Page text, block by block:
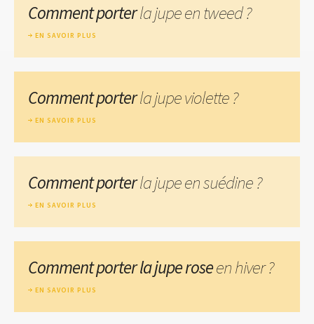
Comment porterla jupe en tweed ?
EN SAVOIR PLUS
Comment porterla jupe violette ?
EN SAVOIR PLUS
Comment porterla jupe en suédine ?
EN SAVOIR PLUS
Comment porter la jupe roseen hiver ?
EN SAVOIR PLUS